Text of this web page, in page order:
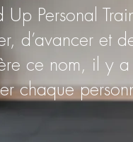
Up Personal
d’avancer et
ce nom, il y
chaque